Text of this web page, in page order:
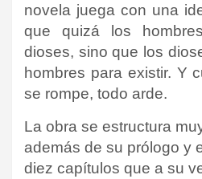
novela juega con una
que quizá los
dioses, sino que los
hombres para existir. Y
se rompe, todo arde.
La obra se estructura
además de su prólogo y
diez capítulos que a su